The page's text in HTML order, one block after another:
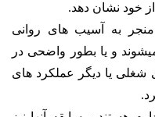
خود نشان دهد.
به آسیب های روانی
و یا بطور واضحی در
شغلی یا دیگر عملکرد های